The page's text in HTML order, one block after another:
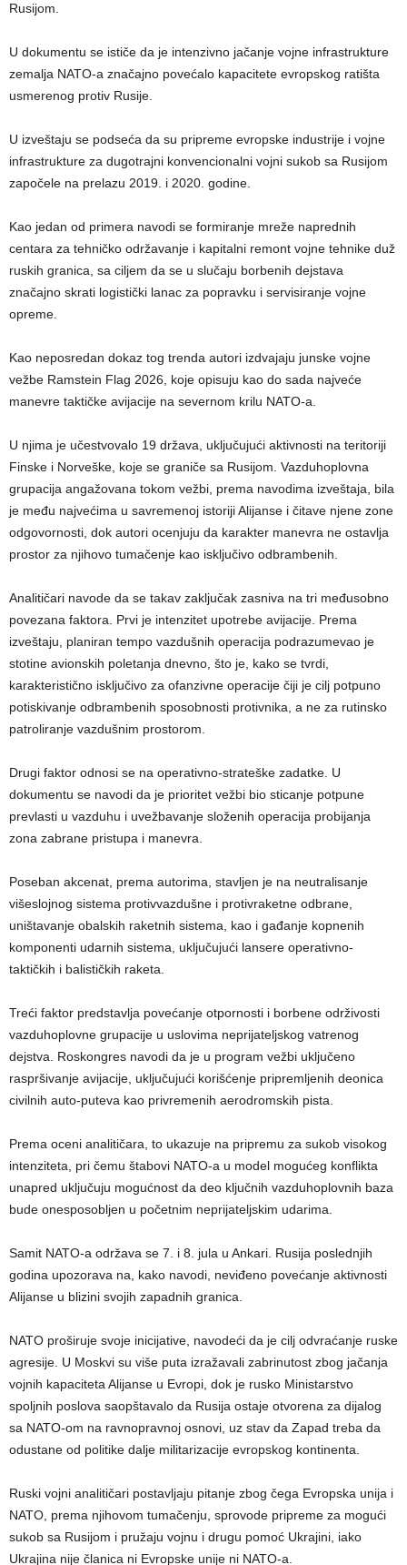
Rusijom.
U dokumentu se ističe da je intenzivno jačanje vojne infrastrukture
zemalja NATO-a značajno povećalo kapacitete evropskog ratišta
usmerenog protiv Rusije.
U izveštaju se podseća da su pripreme evropske industrije i vojne
infrastrukture za dugotrajni konvencionalni vojni sukob sa Rusijom
započele na prelazu 2019. i 2020. godine.
Kao jedan od primera navodi se formiranje mreže naprednih
centara za tehničko održavanje i kapitalni remont vojne tehnike duž
ruskih granica, sa ciljem da se u slučaju borbenih dejstava
značajno skrati logistički lanac za popravku i servisiranje vojne
opreme.
Kao neposredan dokaz tog trenda autori izdvajaju junske vojne
vežbe Ramstein Flag 2026, koje opisuju kao do sada najveće
manevre taktičke avijacije na severnom krilu NATO-a.
U njima je učestvovalo 19 država, uključujući aktivnosti na teritoriji
Finske i Norveške, koje se graniče sa Rusijom. Vazduhoplovna
grupacija angažovana tokom vežbi, prema navodima izveštaja, bila
je među najvećima u savremenoj istoriji Alijanse i čitave njene zone
odgovornosti, dok autori ocenjuju da karakter manevra ne ostavlja
prostor za njihovo tumačenje kao isključivo odbrambenih.
Analitičari navode da se takav zaključak zasniva na tri međusobno
povezana faktora. Prvi je intenzitet upotrebe avijacije. Prema
izveštaju, planiran tempo vazdušnih operacija podrazumevao je
stotine avionskih poletanja dnevno, što je, kako se tvrdi,
karakteristično isključivo za ofanzivne operacije čiji je cilj potpuno
potiskivanje odbrambenih sposobnosti protivnika, a ne za rutinsko
patroliranje vazdušnim prostorom.
Drugi faktor odnosi se na operativno-strateške zadatke. U
dokumentu se navodi da je prioritet vežbi bio sticanje potpune
prevlasti u vazduhu i uvežbavanje složenih operacija probijanja
zona zabrane pristupa i manevra.
Poseban akcenat, prema autorima, stavljen je na neutralisanje
višeslojnog sistema protivvazdušne i protivraketne odbrane,
uništavanje obalskih raketnih sistema, kao i gađanje kopnenih
komponenti udarnih sistema, uključujući lansere operativno-
taktičkih i balističkih raketa.
Treći faktor predstavlja povećanje otpornosti i borbene održivosti
vazduhoplovne grupacije u uslovima neprijateljskog vatrenog
dejstva. Roskongres navodi da je u program vežbi uključeno
raspršivanje avijacije, uključujući korišćenje pripremljenih deonica
civilnih auto-puteva kao privremenih aerodromskih pista.
Prema oceni analitičara, to ukazuje na pripremu za sukob visokog
intenziteta, pri čemu štabovi NATO-a u model mogućeg konflikta
unapred uključuju mogućnost da deo ključnih vazduhoplovnih baza
bude onesposobljen u početnim neprijateljskim udarima.
Samit NATO-a održava se 7. i 8. jula u Ankari. Rusija poslednjih
godina upozorava na, kako navodi, neviđeno povećanje aktivnosti
Alijanse u blizini svojih zapadnih granica.
NATO proširuje svoje inicijative, navodeći da je cilj odvraćanje ruske
agresije. U Moskvi su više puta izražavali zabrinutost zbog jačanja
vojnih kapaciteta Alijanse u Evropi, dok je rusko Ministarstvo
spoljnih poslova saopštavalo da Rusija ostaje otvorena za dijalog
sa NATO-om na ravnopravnoj osnovi, uz stav da Zapad treba da
odustane od politike dalje militarizacije evropskog kontinenta.
Ruski vojni analitičari postavljaju pitanje zbog čega Evropska unija i
NATO, prema njihovom tumačenju, sprovode pripreme za mogući
sukob sa Rusijom i pružaju vojnu i drugu pomoć Ukrajini, iako
Ukrajina nije članica ni Evropske unije ni NATO-a.